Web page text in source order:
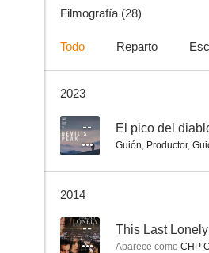
6.6
Filmografía (28)
Todo Reparto
2023
-- El pico del
Guión, Productor,
2014
-- This Last
Aparece como CHP